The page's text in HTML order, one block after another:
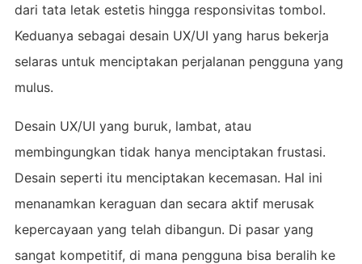
dari tata letak estetis hingga responsivitas tombol.
Keduanya sebagai desain UX/UI yang harus bekerja
selaras untuk menciptakan perjalanan pengguna yang
mulus.
Desain UX/UI yang buruk, lambat, atau
membingungkan tidak hanya menciptakan frustasi.
Desain seperti itu menciptakan kecemasan. Hal ini
menanamkan keraguan dan secara aktif merusak
kepercayaan yang telah dibangun. Di pasar yang
sangat kompetitif, di mana pengguna bisa beralih ke